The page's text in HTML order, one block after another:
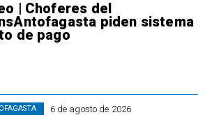
| Choferes del
piden sistema
de pago
6 de agosto de 2026